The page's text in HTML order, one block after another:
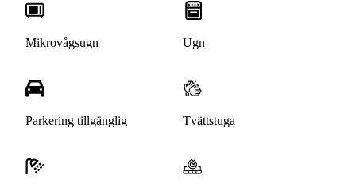
Mikrovågsugn Ugn
Parkering tillgänglig Tvättstuga